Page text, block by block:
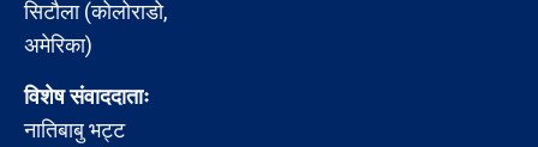
सिटौला (कोलोराडो,
अमेरिका)
विशेष संवाददाताः
नातिबाबु भट्ट